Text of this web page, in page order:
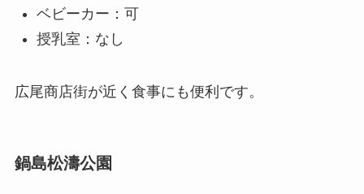
ベビーカー：可
授乳室：なし
広尾商店街が近く食事にも便利です。
鍋島松濤公園